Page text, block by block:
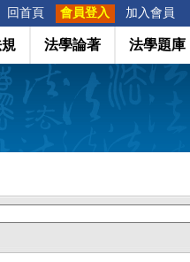
回首頁 會員登入 加入會員
法學論著 法學題庫